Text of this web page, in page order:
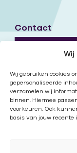
Wij
Wij gebruiken cookies
gepersonaliseerde
verzamelen wij
binnen. Hiermee
voorkeuren. Ook
basis van jouw recente
Contact
Nieuwsbrief